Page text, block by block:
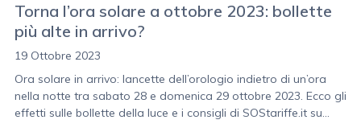
Torna l’ora solare a ottobre 2023: bollette
più alte in arrivo?
19 Ottobre 2023
Ora solare in arrivo: lancette dell’orologio indietro di un’ora
nella notte tra sabato 28 e domenica 29 ottobre 2023. Ecco gli
effetti sulle bollette della luce e i consigli di SOStariffe.it su...